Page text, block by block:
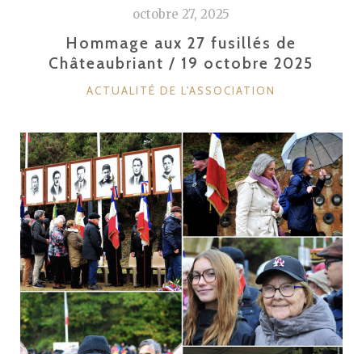
octobre 27, 2025
Hommage aux 27 fusillés de
Châteaubriant / 19 octobre 2025
CATÉGORIES
ACTUALITÉ DE L'ASSOCIATION